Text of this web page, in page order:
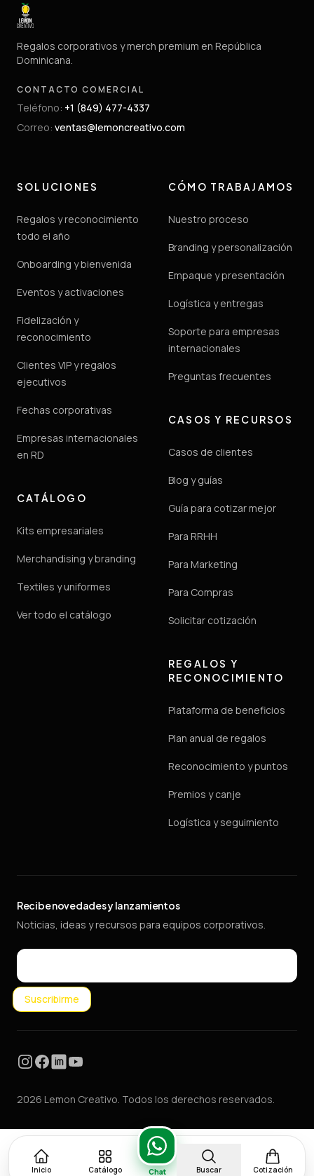
Regalos corporativos y merch premium en República
Dominicana.
CONTACTO COMERCIAL
Teléfono: +1 (849) 477-4337
Correo: ventas@lemoncreativo.com
SOLUCIONES
Regalos y reconocimiento
todo el año
Onboarding y bienvenida
Eventos y activaciones
Fidelización y
reconocimiento
Clientes VIP y regalos
ejecutivos
Fechas corporativas
Empresas internacionales
en RD
CATÁLOGO
Kits empresariales
Merchandising y branding
Textiles y uniformes
Ver todo el catálogo
CÓMO TRABAJAMOS
Nuestro proceso
Branding y personalización
Empaque y presentación
Logística y entregas
Soporte para empresas
internacionales
Preguntas frecuentes
CASOS Y RECURSOS
Casos de clientes
Blog y guías
Guía para cotizar mejor
Para RRHH
Para Marketing
Para Compras
Solicitar cotización
REGALOS Y
RECONOCIMIENTO
Plataforma de beneficios
Plan anual de regalos
Reconocimiento y puntos
Premios y canje
Logística y seguimiento
Recibe novedades y lanzamientos
Noticias, ideas y recursos para equipos corporativos.
Email
Suscribirme
Instagram
Facebook
LinkedInYouTube
2026 Lemon Creativo. Todos los derechos reservados.
Inicio Catálogo Chat Buscar Cotización